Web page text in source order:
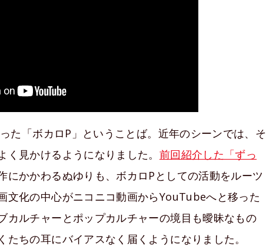
た「ボカロP」ということば。近年のシーンでは、そ
見かけるようになりました。 前回紹介した「ずっ
にかかわるぬゆりも、ボカロPとしての活動をルーツ
文化の中心がニコニコ動画からYouTubeへと移った
カルチャーとポップカルチャーの境目も曖昧なもの
ちの耳にバイアスなく届くようになりました。